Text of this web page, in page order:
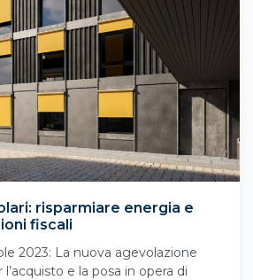
risparmiare energia e
fiscali
2023: La nuova agevolazione
e la posa in opera di